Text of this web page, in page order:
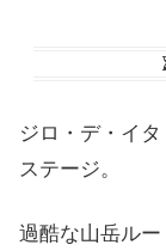
ジロ・デ・イ
ステージ。
過酷な山岳ル